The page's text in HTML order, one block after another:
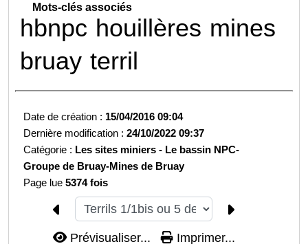
Mots-clés associés
hbnpc houillères mines
bruay terril
Date de création : 15/04/2016 09:04
Dernière modification :24/10/2022 09:37
Catégorie : Les sites miniers - Le bassin NPC-
Groupe de Bruay-Mines de Bruay
Page lue5374 fois
Prévisualiser... Imprimer...